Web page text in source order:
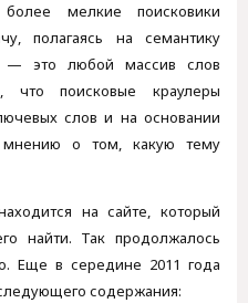
мелкие поисковики
полагаясь на семантику
— это любой массив слов
поисковые краулеры
слов и на основании
о том, какую тему
на сайте, который
найти. Так продолжалось
Еще в середине 2011 года
содержания: